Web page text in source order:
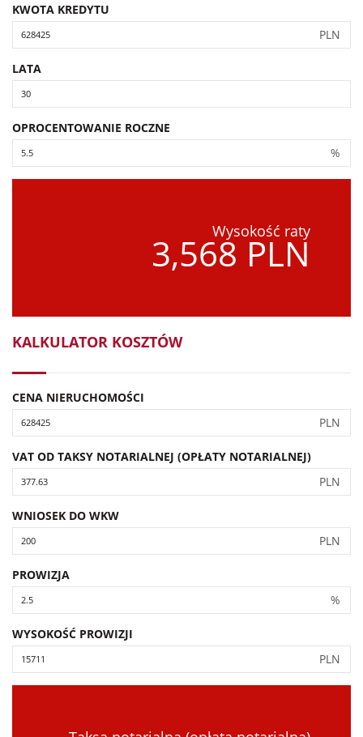
KWOTA KREDYTU
PLN
LATA
OPROCENTOWANIE ROCZNE
%
Wysokość raty
3,568 PLN
KALKULATOR KOSZTÓW
CENA NIERUCHOMOŚCI
PLN
VAT OD TAKSY NOTARIALNEJ (OPŁATY NOTARIALNEJ)
PLN
WNIOSEK DO WKW
PLN
PROWIZJA
%
WYSOKOŚĆ PROWIZJI
PLN